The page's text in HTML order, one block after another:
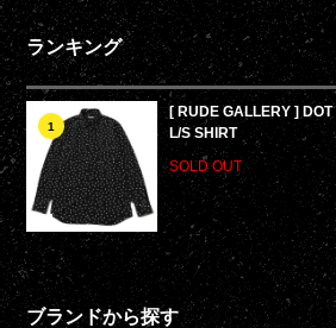
ランキング
1
[ RUDE GALLERY ] DOT
L/S SHIRT
SOLD OUT
ブランドから探す